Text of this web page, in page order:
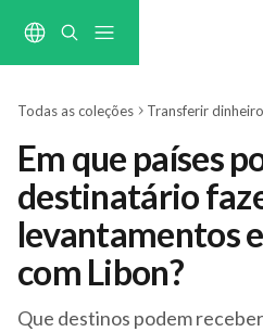
Todas as coleções Transferir
Em que países
destinatário
levantamentos
com Libon?
Que destinos podem